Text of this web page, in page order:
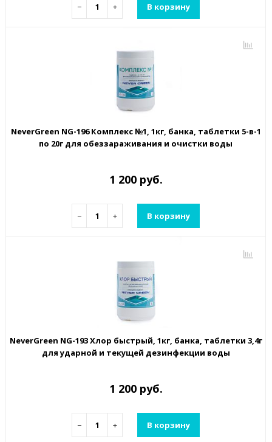
− + В корзину
NeverGreen NG-196 Комплекс №1, 1кг, банка, таблетки 5-в-1
по 20г для обеззараживания и очистки воды
1 200 руб.
− + В корзину
NeverGreen NG-193 Хлор быстрый, 1кг, банка, таблетки 3,4г
для ударной и текущей дезинфекции воды
1 200 руб.
− + В корзину